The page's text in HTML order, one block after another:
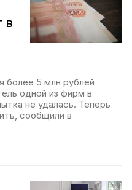
в
более 5 млн рублей
одной из фирм в
не удалась. Теперь
сообщили в